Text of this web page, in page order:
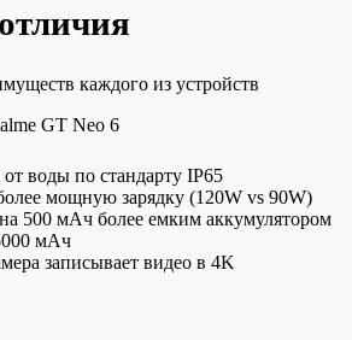
каждого из устройств
GT Neo 6
воды по стандарту IP65
мощную зарядку (120W vs 90W)
500 мАч более емким аккумулятором
мАч
записывает видео в 4K